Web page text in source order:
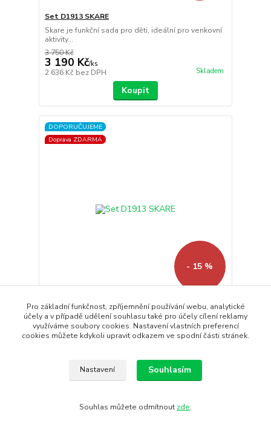
Set D1913 SKARE
Skare je funkční sada pro děti, ideální pro venkovní
aktivity...
3 750 Kč
3 190 Kč/ks
2 636 Kč bez DPH Skladem
Koupit
DOPORUČUJEME
Doprava ZDARMA
- 15 %
Set D1913 SKARE
Skare je funkční sada pro děti, ideální pro venkovní
aktivity ...
Skladem
Koupit
Pro základní funkčnost, zpříjemnění používání webu, analytické
účely a v případě udělení souhlasu také pro účely cílení reklamy
využíváme soubory cookies. Nastavení vlastních preferencí
cookies můžete kdykoli upravit odkazem ve spodní části stránek.
Nastavení Souhlasím
Souhlas můžete odmítnout zde.